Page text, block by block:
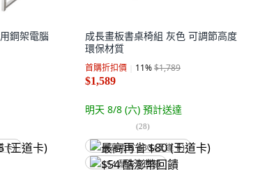
鋼架電腦
卡)
成長畫板書桌椅組 灰色 可調節高度
環保材質
首購折扣價 11%$1,789
$1,589
明天 8/8 (六) 預計送達
(28)
最高再省 $80 (王道卡)
$54 酷澎幣回饋